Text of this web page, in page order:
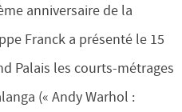
anniversaire de la
Franck a présenté le 15
Palais les courts-métrages
(« Andy Warhol :